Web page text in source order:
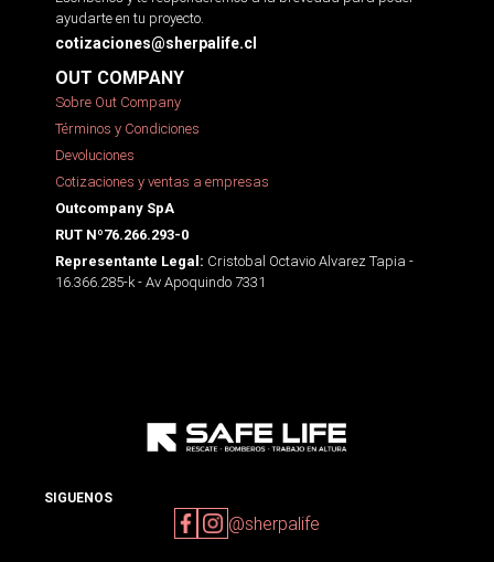
ayudarte en tu proyecto.
cotizaciones@sherpalife.cl
OUT COMPANY
Sobre Out Company
Términos y Condiciones
Devoluciones
Cotizaciones y ventas a empresas
Outcompany SpA
RUT Nº76.266.293-0
Representante Legal: Cristobal Octavio Alvarez Tapia -
16.366.285-k - Av Apoquindo 7331
SIGUENOS
@sherpalife